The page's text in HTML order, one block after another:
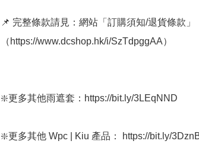
📌 完整條款請見：網站「訂購須知/退貨條款」
（https://www.dcshop.hk/i/SzTdpggAA）
❇️更多其他雨遮套：https://bit.ly/3LEqNND
❇️更多其他 Wpc | Kiu 產品： https://bit.ly/